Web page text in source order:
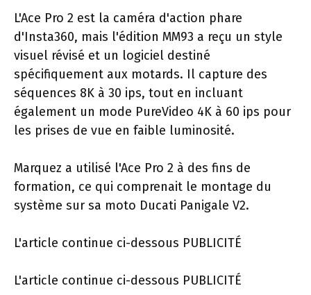
L'Ace Pro 2 est la caméra d'action phare
d'Insta360, mais l'édition MM93 a reçu un style
visuel révisé et un logiciel destiné
spécifiquement aux motards. Il capture des
séquences 8K à 30 ips, tout en incluant
également un mode PureVideo 4K à 60 ips pour
les prises de vue en faible luminosité.
Marquez a utilisé l'Ace Pro 2 à des fins de
formation, ce qui comprenait le montage du
système sur sa moto Ducati Panigale V2.
L'article continue ci-dessous PUBLICITÉ
L'article continue ci-dessous PUBLICITÉ